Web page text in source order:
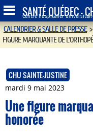
SANTÉ QUÉBEC -
Centre hospitalier
CALENDRIER & SALLE DE PRESSE>
FIGURE MARQUANTE DE
CHU SAINTE-JUSTINE
mardi 9 mai 2023
Une figure
honorée